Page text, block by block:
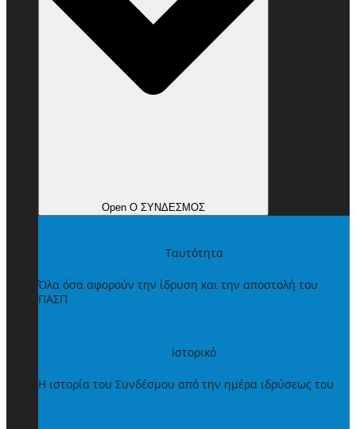
Open Ο ΣΥΝΔΕΣΜΟΣ
Ταυτότητα
Όλα όσα αφορούν την ίδρυση και την αποστολή του
ΠΑΣΠ
Ιστορικό
Η ιστορία του Συνδέσμου από την ημέρα ιδρύσεως του